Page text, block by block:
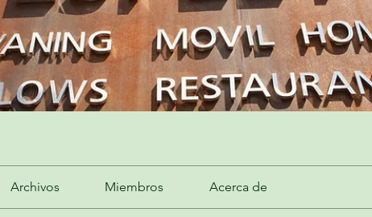
Archivos Miembros Acerca de